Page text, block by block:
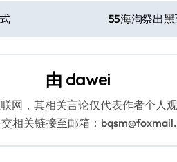
55海淘祭出
由 dawei
网，其相关言论仅代表作者个人
相关链接至邮箱：